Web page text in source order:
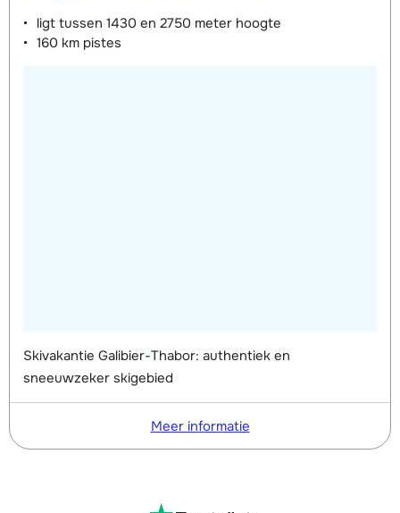
ligt tussen 1430 en 2750 meter hoogte
160 km pistes
Skivakantie Galibier-Thabor: authentiek en
sneeuwzeker skigebied
Meer informatie